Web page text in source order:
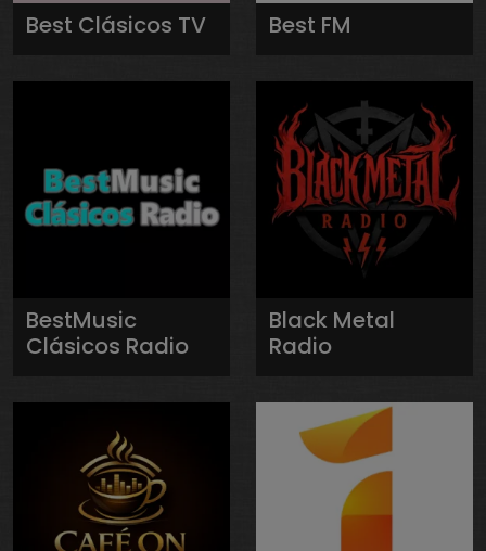
Best Clásicos TV Best FM
BestMusic
Clásicos Radio
Black Metal
Radio